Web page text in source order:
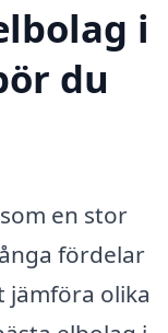
i
du
en stor
fördelar
jämföra olika